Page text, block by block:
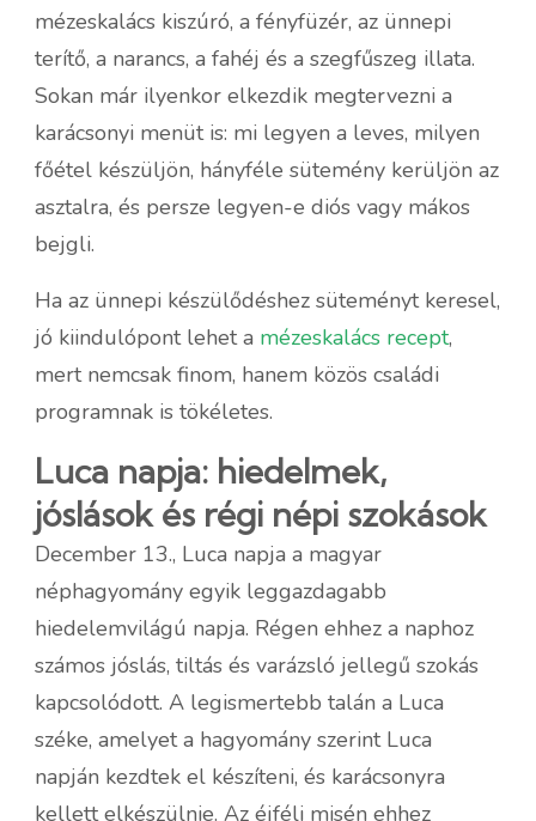
mézeskalács kiszúró, a fényfüzér, az ünnepi
terítő, a narancs, a fahéj és a szegfűszeg illata.
Sokan már ilyenkor elkezdik megtervezni a
karácsonyi menüt is: mi legyen a leves, milyen
főétel készüljön, hányféle sütemény kerüljön az
asztalra, és persze legyen-e diós vagy mákos
bejgli.
Ha az ünnepi készülődéshez süteményt keresel,
jó kiindulópont lehet a mézeskalács recept,
mert nemcsak finom, hanem közös családi
programnak is tökéletes.
Luca napja: hiedelmek,
jóslások és régi népi szokások
December 13., Luca napja a magyar
néphagyomány egyik leggazdagabb
hiedelemvilágú napja. Régen ehhez a naphoz
számos jóslás, tiltás és varázsló jellegű szokás
kapcsolódott. A legismertebb talán a Luca
széke, amelyet a hagyomány szerint Luca
napján kezdtek el készíteni, és karácsonyra
kellett elkészülnie. Az éjféli misén ehhez